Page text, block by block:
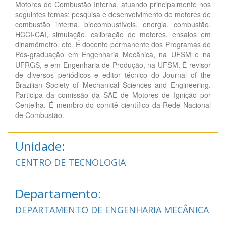
Motores de Combustão Interna, atuando principalmente nos
seguintes temas: pesquisa e desenvolvimento de motores de
combustão interna, biocombustíveis, energia, combustão,
HCCI-CAI, simulação, calibração de motores, ensaios em
dinamômetro, etc. É docente permanente dos Programas de
Pós-graduação em Engenharia Mecânica, na UFSM e na
UFRGS, e em Engenharia de Produção, na UFSM. É revisor
de diversos periódicos e editor técnico do Journal of the
Brazilian Society of Mechanical Sciences and Engineering.
Participa da comissão da SAE de Motores de Ignição por
Centelha. É membro do comitê científico da Rede Nacional
de Combustão.
Unidade:
CENTRO DE TECNOLOGIA
Departamento:
DEPARTAMENTO DE ENGENHARIA MECÂNICA